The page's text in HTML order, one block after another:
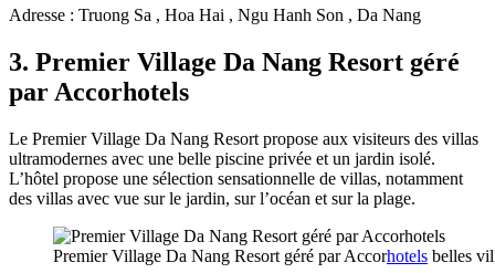
Adresse : Truong Sa , Hoa Hai , Ngu Hanh Son , Da Nang
3. Premier Village Da Nang Resort géré
par Accorhotels
Le Premier Village Da Nang Resort propose aux visiteurs des villas
ultramodernes avec une belle piscine privée et un jardin isolé.
L’hôtel propose une sélection sensationnelle de villas, notamment
des villas avec vue sur le jardin, sur l’océan et sur la plage.
Premier Village Da Nang Resort géré par Accorhotels belles